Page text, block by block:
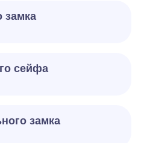
замка
сейфа
замка